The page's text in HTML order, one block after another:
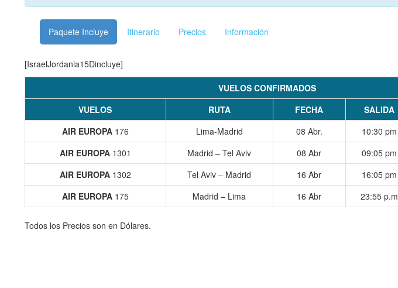
Paquete Incluye Itinerario Precios Información
[IsraelJordania15Dincluye]
VUELOS CONFIRMADOS
VUELOS
RUTA FECHA SALIDA
AIR EUROPA 176 Lima-Madrid 08 Abr. 10:30 pm
AIR EUROPA 1301 Madrid – Tel Aviv 08 Abr 09:05 pm
AIR EUROPA 1302 Tel Aviv – Madrid 16 Abr 16:05 pm
AIR EUROPA 175 Madrid – Lima 16 Abr 23:55 p.m
Todos los Precios son en Dólares.